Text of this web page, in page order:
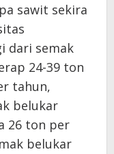
sawit sekira
dari semak
24-39 ton
tahun,
belukar
26 ton per
belukar